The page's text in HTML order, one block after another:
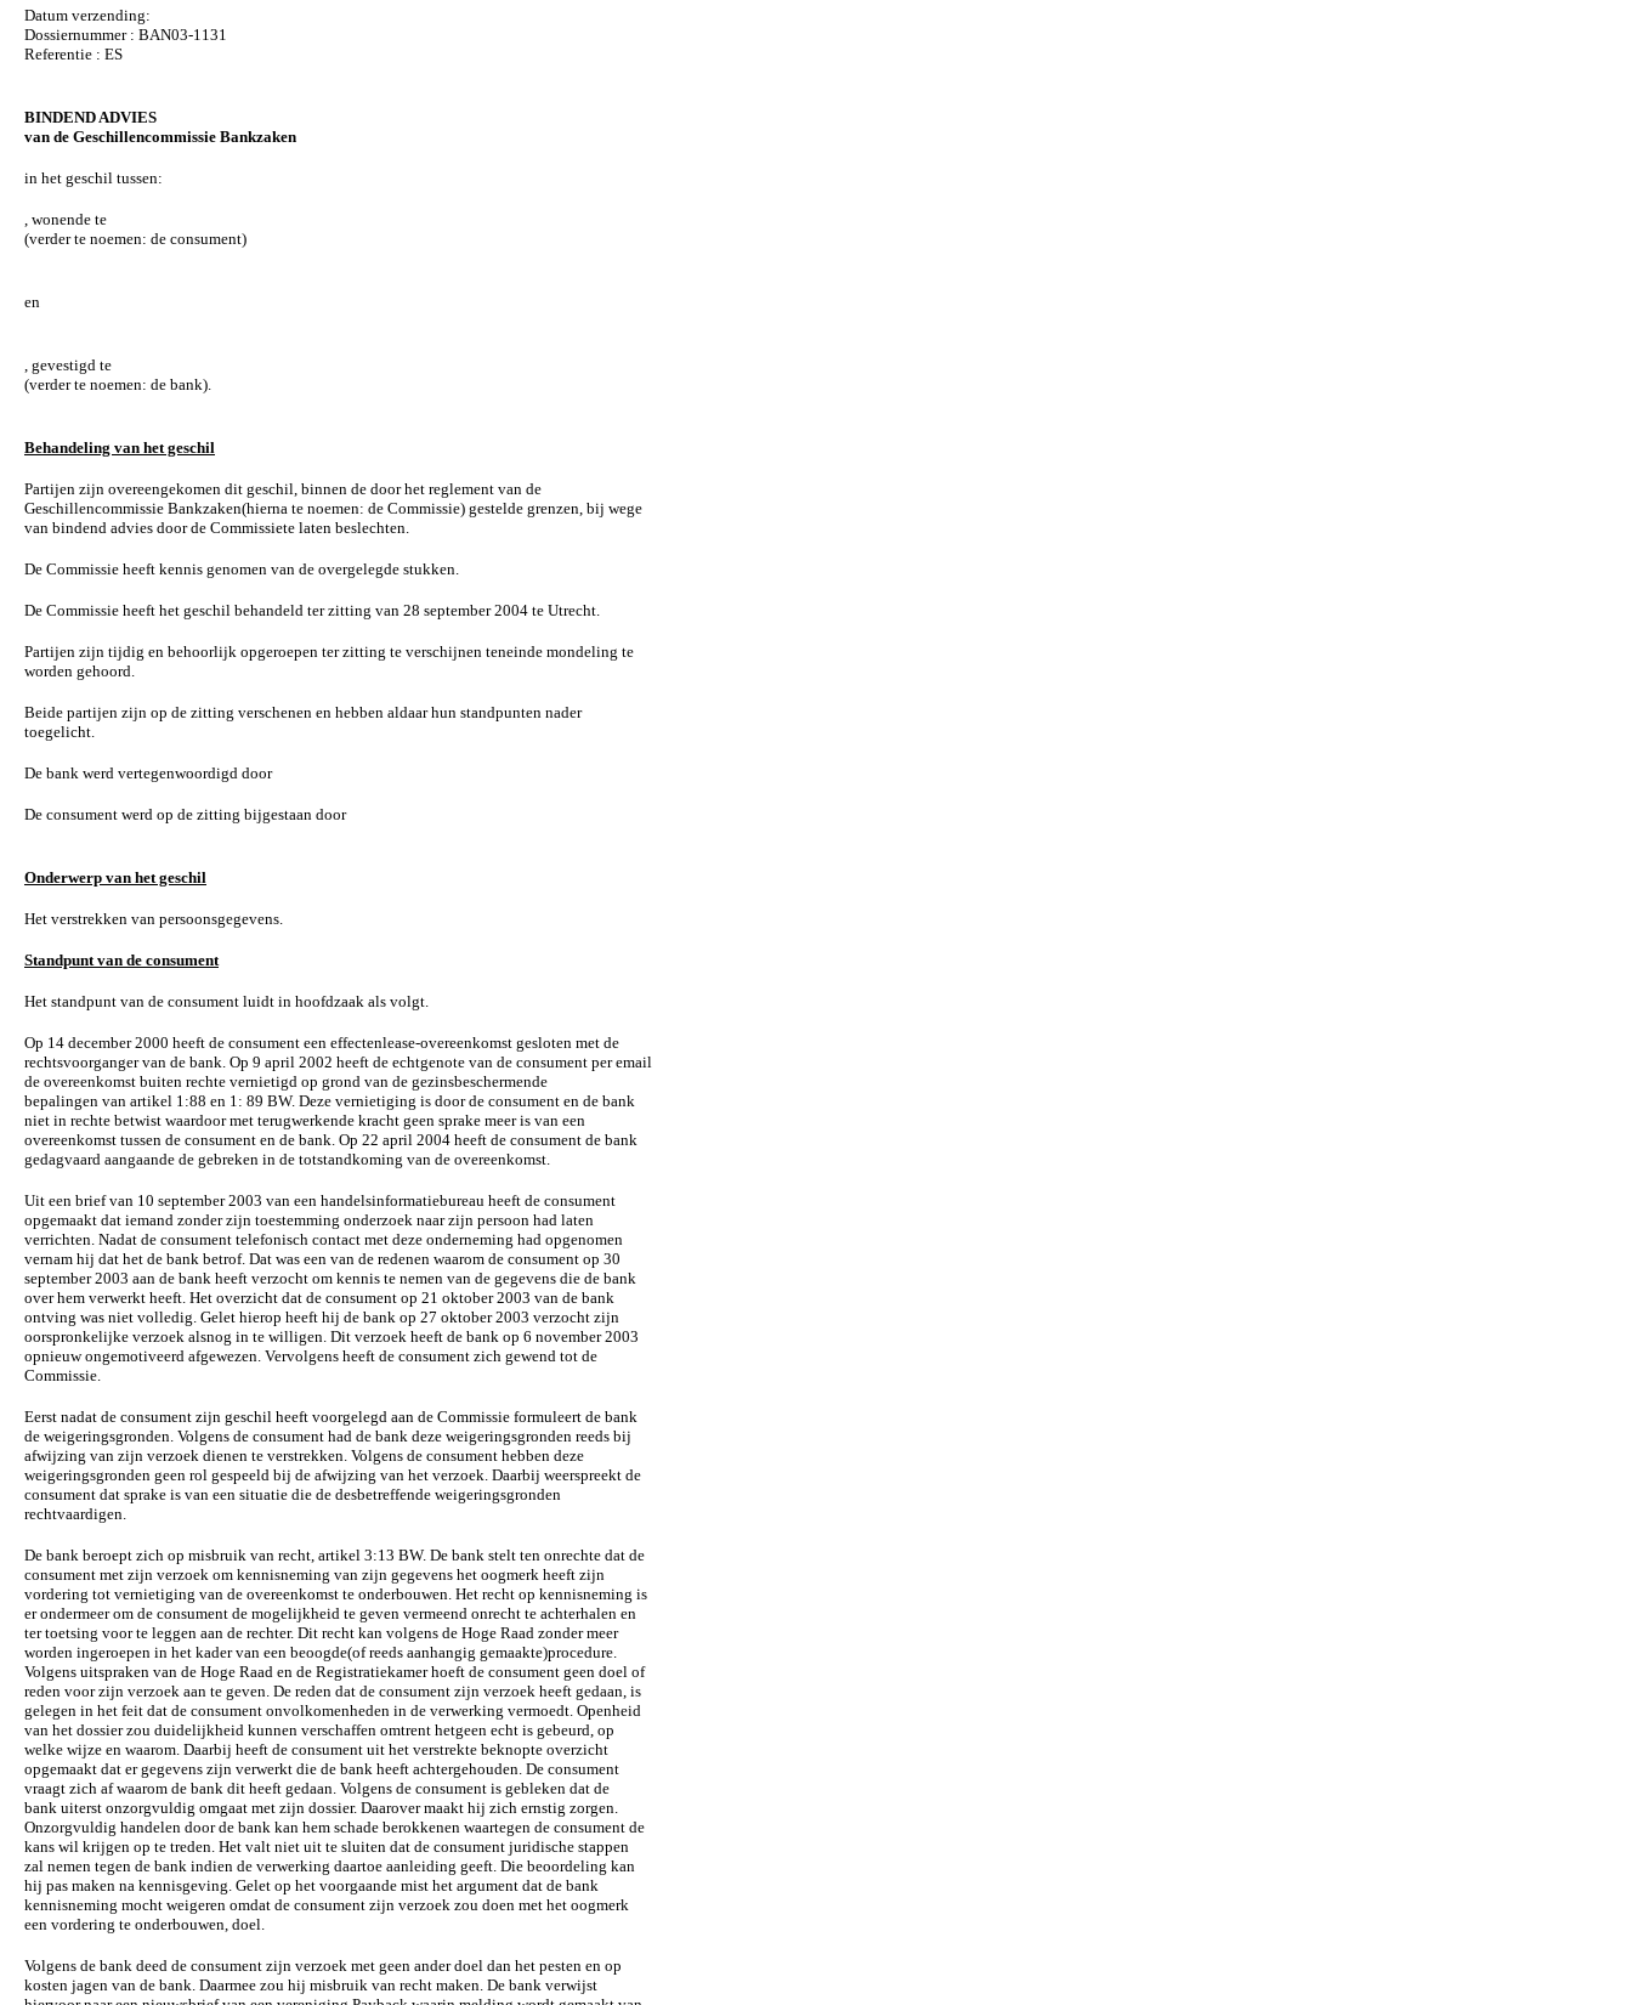
Datum verzending:
Dossiernummer : BAN03-1131
Referentie : ES
BINDEND ADVIES
van de Geschillencommissie Bankzaken
in het geschil tussen:
, wonende te
(verder te noemen: de consument)
en
, gevestigd te
(verder te noemen: de bank).
Behandeling van het geschil
Partijen zijn overeengekomen dit geschil, binnen de door het reglement van de
Geschillencommissie Bankzaken(hierna te noemen: de Commissie) gestelde grenzen, bij wege
van bindend advies door de Commissiete laten beslechten.
De Commissie heeft kennis genomen van de overgelegde stukken.
De Commissie heeft het geschil behandeld ter zitting van 28 september 2004 te Utrecht.
Partijen zijn tijdig en behoorlijk opgeroepen ter zitting te verschijnen teneinde mondeling te
worden gehoord.
Beide partijen zijn op de zitting verschenen en hebben aldaar hun standpunten nader
toegelicht.
De bank werd vertegenwoordigd door
De consument werd op de zitting bijgestaan door
Onderwerp van het geschil
Het verstrekken van persoonsgegevens.
Standpunt van de consument
Het standpunt van de consument luidt in hoofdzaak als volgt.
Op 14 december 2000 heeft de consument een effectenlease-overeenkomst gesloten met de
rechtsvoorganger van de bank. Op 9 april 2002 heeft de echtgenote van de consument per email
de overeenkomst buiten rechte vernietigd op grond van de gezinsbeschermende
bepalingen van artikel 1:88 en 1: 89 BW. Deze vernietiging is door de consument en de bank
niet in rechte betwist waardoor met terugwerkende kracht geen sprake meer is van een
overeenkomst tussen de consument en de bank. Op 22 april 2004 heeft de consument de bank
gedagvaard aangaande de gebreken in de totstandkoming van de overeenkomst.
Uit een brief van 10 september 2003 van een handelsinformatiebureau heeft de consument
opgemaakt dat iemand zonder zijn toestemming onderzoek naar zijn persoon had laten
verrichten. Nadat de consument telefonisch contact met deze onderneming had opgenomen
vernam hij dat het de bank betrof. Dat was een van de redenen waarom de consument op 30
september 2003 aan de bank heeft verzocht om kennis te nemen van de gegevens die de bank
over hem verwerkt heeft. Het overzicht dat de consument op 21 oktober 2003 van de bank
ontving was niet volledig. Gelet hierop heeft hij de bank op 27 oktober 2003 verzocht zijn
oorspronkelijke verzoek alsnog in te willigen. Dit verzoek heeft de bank op 6 november 2003
opnieuw ongemotiveerd afgewezen. Vervolgens heeft de consument zich gewend tot de
Commissie.
Eerst nadat de consument zijn geschil heeft voorgelegd aan de Commissie formuleert de bank
de weigeringsgronden. Volgens de consument had de bank deze weigeringsgronden reeds bij
afwijzing van zijn verzoek dienen te verstrekken. Volgens de consument hebben deze
weigeringsgronden geen rol gespeeld bij de afwijzing van het verzoek. Daarbij weerspreekt de
consument dat sprake is van een situatie die de desbetreffende weigeringsgronden
rechtvaardigen.
De bank beroept zich op misbruik van recht, artikel 3:13 BW. De bank stelt ten onrechte dat de
consument met zijn verzoek om kennisneming van zijn gegevens het oogmerk heeft zijn
vordering tot vernietiging van de overeenkomst te onderbouwen. Het recht op kennisneming is
er ondermeer om de consument de mogelijkheid te geven vermeend onrecht te achterhalen en
ter toetsing voor te leggen aan de rechter. Dit recht kan volgens de Hoge Raad zonder meer
worden ingeroepen in het kader van een beoogde(of reeds aanhangig gemaakte)procedure.
Volgens uitspraken van de Hoge Raad en de Registratiekamer hoeft de consument geen doel of
reden voor zijn verzoek aan te geven. De reden dat de consument zijn verzoek heeft gedaan, is
gelegen in het feit dat de consument onvolkomenheden in de verwerking vermoedt. Openheid
van het dossier zou duidelijkheid kunnen verschaffen omtrent hetgeen echt is gebeurd, op
welke wijze en waarom. Daarbij heeft de consument uit het verstrekte beknopte overzicht
opgemaakt dat er gegevens zijn verwerkt die de bank heeft achtergehouden. De consument
vraagt zich af waarom de bank dit heeft gedaan. Volgens de consument is gebleken dat de
bank uiterst onzorgvuldig omgaat met zijn dossier. Daarover maakt hij zich ernstig zorgen.
Onzorgvuldig handelen door de bank kan hem schade berokkenen waartegen de consument de
kans wil krijgen op te treden. Het valt niet uit te sluiten dat de consument juridische stappen
zal nemen tegen de bank indien de verwerking daartoe aanleiding geeft. Die beoordeling kan
hij pas maken na kennisgeving. Gelet op het voorgaande mist het argument dat de bank
kennisneming mocht weigeren omdat de consument zijn verzoek zou doen met het oogmerk
een vordering te onderbouwen, doel.
Volgens de bank deed de consument zijn verzoek met geen ander doel dan het pesten en op
kosten jagen van de bank. Daarmee zou hij misbruik van recht maken. De bank verwijst